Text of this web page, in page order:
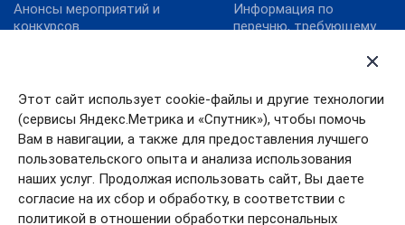
Этот сайт использует cookie-файлы и другие технологии
(сервисы Яндекс.Метрика и «Спутник»), чтобы помочь
Вам в навигации, а также для предоставления лучшего
пользовательского опыта и анализа использования
наших услуг. Продолжая использовать сайт, Вы даете
согласие на их сбор и обработку, в соответствии с
политикой в отношении обработки персональных
Анонсы мероприятий и
конкурсов
энергосбережения и
повышения
энергоэффективности.
Новости
Информация по
перечню, требующему
Ивановской области от
13.10.2011№ 316-п
Конкурс «МедиаТЭК»